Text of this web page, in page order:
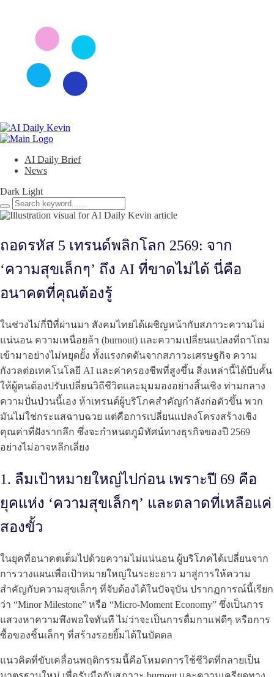
AI Daily Brief
News
Dark Light
ถอดรหัส 5 เทรนด์พลิกโลก 2569: จาก
‘ความสุขเล็กๆ’ ถึง AI ที่ขาดไม่ได้ นี่คือ
อนาคตที่คุณต้องรู้
ในช่วงไม่กี่ปีที่ผ่านมา สังคมไทยได้เผชิญหน้ากับสภาวะความไม่
แน่นอน ความเหนื่อยล้า (burnout) และความเปลี่ยนแปลงที่ถาโถม
เข้ามาอย่างไม่หยุดยั้ง ทั้งแรงกดดันจากสภาวะเศรษฐกิจ ความ
กังวลต่อเทคโนโลยี AI และค่าครองชีพที่สูงขึ้น สิ่งเหล่านี้ได้บีบคั้น
ให้ผู้คนต้องปรับเปลี่ยนวิถีชีวิตและมุมมองอย่างสิ้นเชิง ท่ามกลาง
ความปั่นป่วนนี้เอง ห้าเทรนด์ผู้บริโภคสำคัญกำลังก่อตัวขึ้น พวก
มันไม่ใช่กระแสฉาบฉวย แต่คือการเปลี่ยนแปลงโครงสร้างเชิง
คุณค่าที่ฝังรากลึก ซึ่งจะกำหนดภูมิทัศน์ทางธุรกิจของปี 2569
อย่างไม่อาจหลีกเลี่ยง
1. ลืมเป้าหมายใหญ่ไปก่อน เพราะปี 69 คือ
ยุคแห่ง ‘ความสุขเล็กๆ’ และตลาดที่เหลือแค่
สองขั้ว
ในยุคที่อนาคตเต็มไปด้วยความไม่แน่นอน ผู้บริโภคได้เปลี่ยนจาก
การวางแผนเพื่อเป้าหมายใหญ่ในระยะยาว มาสู่การให้ความ
สำคัญกับความสุขเล็กๆ ที่จับต้องได้ในปัจจุบัน ปรากฏการณ์นี้เรียก
ว่า “Minor Milestone” หรือ “Micro-Moment Economy” ซึ่งเป็นการ
แสวงหาความพึงพอใจทันที ไม่ว่าจะเป็นการดื่มกาแฟดีๆ หรือการ
ซื้อของชิ้นเล็กๆ ที่สร้างรอยยิ้มได้ในบัดดล
แนวคิดที่ขับเคลื่อนพฤติกรรมนี้คือโหมดการใช้ชีวิตที่กลายเป็น